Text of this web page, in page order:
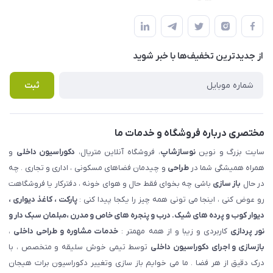
املاک مدنی - نوساز شاپ
لیست محصولات
درباره ما
قوانین و مقررات
حریم خصوصی
راهنما
پرسش های متداول
از جدید‌ترین تخفیف‌ها با‌ خبر شوید
ثبت
مختصری درباره فروشگاه و خدمات ما
سایت بزرگ و نویننوسازشاپ، فروشگاه آنلاین متریال، دکوراسیون داخلی و
همراه همیشگی شما درطراحی و چیدمان فضاهای مسکونی ، اداری و تجاری . چه
در حال باز سازی باشی چه بخوای فقط حال و هوای خونه ، دفترکار یا فروشگاهت
رو عوض کنی ، اینجا می تونی همه چیز را یکجا پیدا کنی :پارکت ، کاغذ دیواری ،
دیوار کوب و پرده های شیک. درب و پنجره های خاص و مدرن ،مبلمان سبک دار و
نور پردازی کاربردی و زیبا و از همه مهمتر : خدمات مشاوره و طراحی داخلی ،
بازسازی و اجرای دکوراسیون داخلی توسط تیمی خوش سلیقه و متخصص ، با
درک دقیق از هر فضا . ما می خوایم باز سازی وتغییر دکوراسیون برات هیجان